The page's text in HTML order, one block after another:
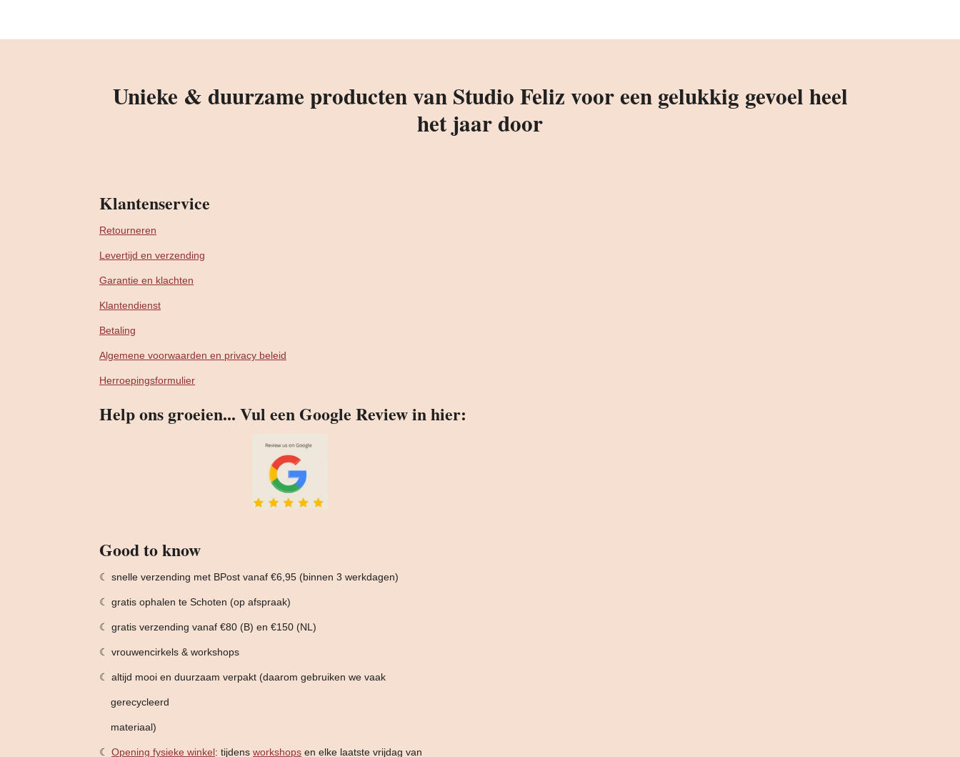
Unieke & duurzame producten van Studio Feliz voor een gelukkig gevoel heel
het jaar door
Klantenservice
Retourneren
Levertijd en verzending
Garantie en klachten
Klantendienst
Betaling
Algemene voorwaarden en privacy beleid
Herroepingsformulier
Help ons groeien... Vul een Google Review in hier:
Good to know
☾ snelle verzending met BPost vanaf €6,95 (binnen 3 werkdagen)
☾ gratis ophalen te Schoten (op afspraak)
☾ gratis verzending vanaf €80 (B) en €150 (NL)
☾ vrouwencirkels & workshops
☾ altijd mooi en duurzaam verpakt (daarom gebruiken we vaak
gerecycleerd
materiaal)
☾ Opening fysieke winkel: tijdens workshops en elke laatste vrijdag van